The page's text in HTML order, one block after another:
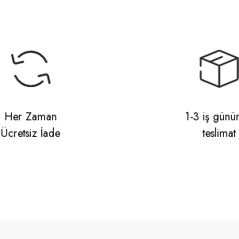
Her Zaman
Ücretsiz İade
1-3 iş
teslimat